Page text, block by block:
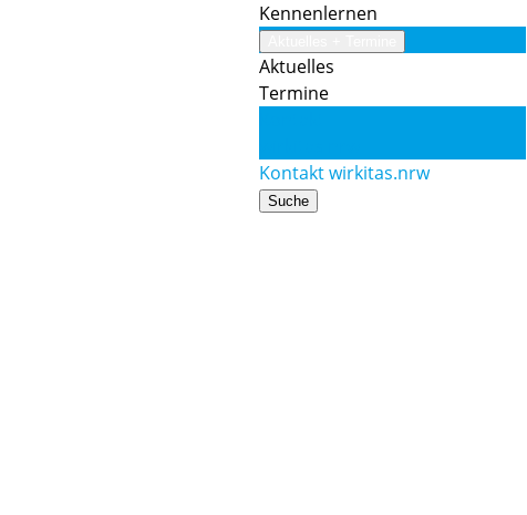
Kennenlernen
Aktuelles
Termine
Kontakt wirkitas.nrw
Suche